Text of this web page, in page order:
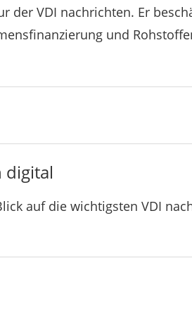
der VDI nachrichten. Er
und
digital
auf die wichtigsten VDI